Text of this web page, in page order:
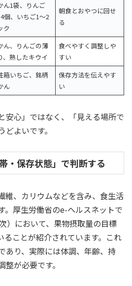
ん1袋、りんご
個、いちご1〜2
ク
朝食とおやつに回せ
る
ん、りんごの薄
、熟したキウイ
食べやすく調整しや
すい
箱いちご、銘柄
ん
保存方法を伝えやす
い
安心」ではなく、「見える場所で
よいです。
・保存状態」で判断する
維、カリウムなどを含み、食生活
。厚生労働省のe-ヘルスネットで
）において、果物摂取量の目標
ことが紹介されています。これ
あり、実際には体調、年齢、持
が必要です。